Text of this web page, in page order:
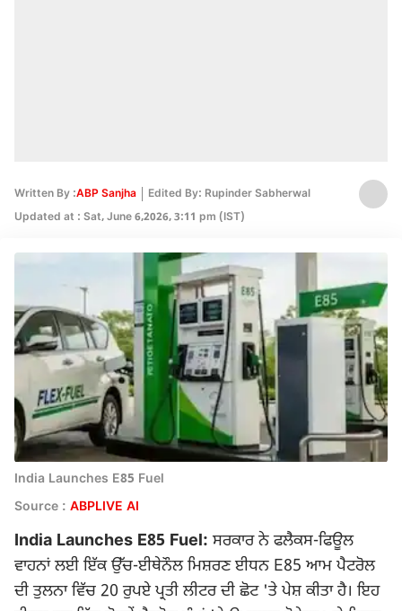
Written By :ABP Sanjha
Edited By: Rupinder Sabherwal
Updated at : Sat, June 6,2026, 3:11 pm (IST)
India Launches E85 Fuel
Source : ABPLIVE AI
India Launches E85 Fuel: ਸਰਕਾਰ ਨੇ ਫਲੈਕਸ-ਫਿਊਲ
ਵਾਹਨਾਂ ਲਈ ਇੱਕ ਉੱਚ-ਈਥੇਨੌਲ ਮਿਸ਼ਰਣ ਈਧਨ E85 ਆਮ ਪੈਟਰੋਲ
ਦੀ ਤੁਲਨਾ ਵਿੱਚ 20 ਰੁਪਏ ਪ੍ਰਤੀ ਲੀਟਰ ਦੀ ਛੋਟ 'ਤੇ ਪੇਸ਼ ਕੀਤਾ ਹੈ। ਇਹ